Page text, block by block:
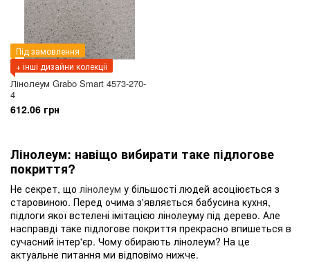
Під замовлення
+ інші дизайни колекції
Лінолеум Grabo Smart 4573-270-
4
612.06 грн
Лінолеум: навіщо вибирати таке підлогове
покриття?
Не секрет, що лінолеум у більшості людей асоціюється з
старовиною. Перед очима з'являється бабусина кухня,
підлоги якої встелені імітацією лінолеуму під дерево. Але
насправді таке підлогове покриття прекрасно впишеться в
сучасний інтер'єр. Чому обирають лінолеум? На це
актуальне питання ми відповімо нижче.